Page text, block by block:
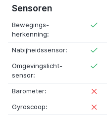
Sensoren
Bewegings-
herkenning:
Nabijheidssensor:
Omgevingslicht-
sensor:
Barometer:
Gyroscoop: